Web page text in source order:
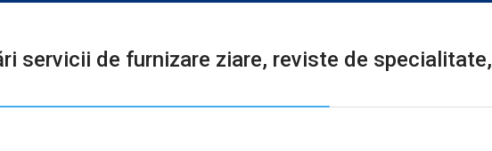
servicii de furnizare ziare, reviste de specialitate,